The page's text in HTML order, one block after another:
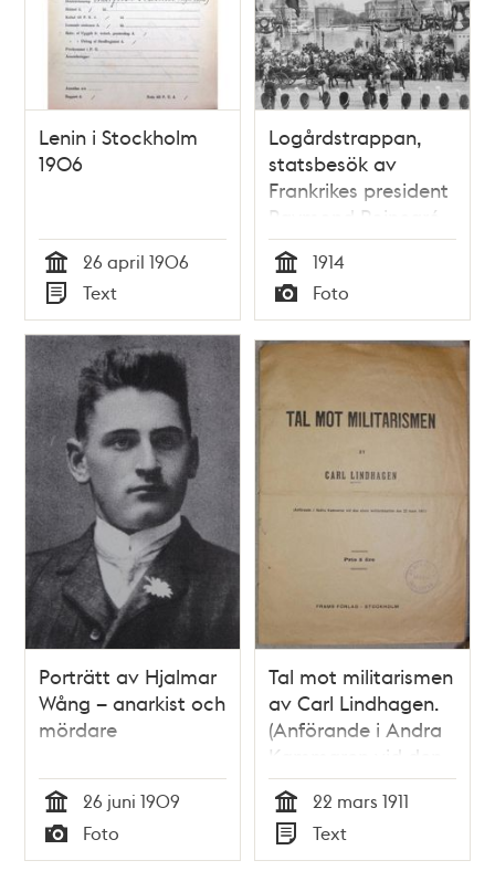
Lenin i Stockholm
1906
Tid
26 april 1906
Typ
Text
Logårdstrappan,
statsbesök av
Frankrikes president
Raymond Poincaré
Tid
1914
Typ
Foto
Porträtt av Hjalmar
Wång – anarkist och
mördare
Tid
26 juni 1909
Typ
Foto
Tal mot militarismen
av Carl Lindhagen.
(Anförande i Andra
Kammaren vid den
stora
militärdebatten den
22 mars 1911)
Tid
22 mars 1911
Typ
Text